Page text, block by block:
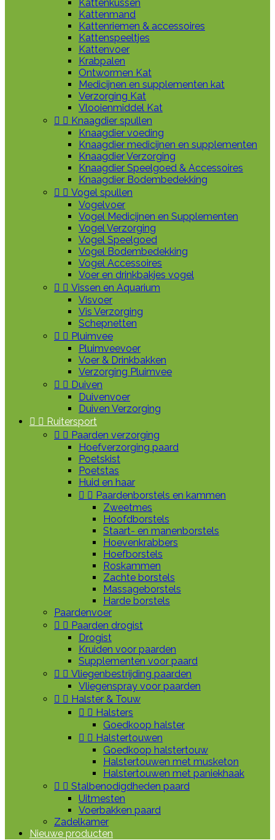
Kattenkussen
Kattenmand
Kattenriemen & accessoires
Kattenspeeltjes
Kattenvoer
Krabpalen
Ontwormen Kat
Medicijnen en supplementen kat
Verzorging Kat
Vlooienmiddel Kat
  Knaagdier spullen
Knaagdier voeding
Knaagdier medicijnen en supplementen
Knaagdier Verzorging
Knaagdier Speelgoed & Accessoires
Knaagdier Bodembedekking
  Vogel spullen
Vogelvoer
Vogel Medicijnen en Supplementen
Vogel Verzorging
Vogel Speelgoed
Vogel Bodembedekking
Vogel Accessoires
Voer en drinkbakjes vogel
  Vissen en Aquarium
Visvoer
Vis Verzorging
Schepnetten
  Pluimvee
Pluimveevoer
Voer & Drinkbakken
Verzorging Pluimvee
  Duiven
Duivenvoer
Duiven Verzorging
  Ruitersport
  Paarden verzorging
Hoefverzorging paard
Poetskist
Poetstas
Huid en haar
  Paardenborstels en kammen
Zweetmes
Hoofdborstels
Staart- en manenborstels
Hoevenkrabbers
Hoefborstels
Roskammen
Zachte borstels
Massageborstels
Harde borstels
Paardenvoer
  Paarden drogist
Drogist
Kruiden voor paarden
Supplementen voor paard
  Vliegenbestrijding paarden
Vliegenspray voor paarden
  Halster & Touw
  Halsters
Goedkoop halster
  Halstertouwen
Goedkoop halstertouw
Halstertouwen met musketon
Halstertouwen met paniekhaak
  Stalbenodigdheden paard
Uitmesten
Voerbakken paard
Zadelkamer
Nieuwe producten